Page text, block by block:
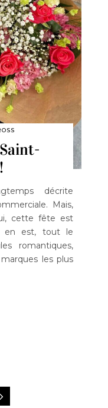
décrite
Mais,
cette fête est
en est, tout le
romantiques,
les plus